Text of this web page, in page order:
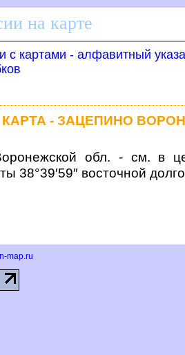
на карте
с картами - алфавитный
КАРТА - ЗАЦЕПИНО
обл. - см. в
38°39′59″ восточной
map.ru